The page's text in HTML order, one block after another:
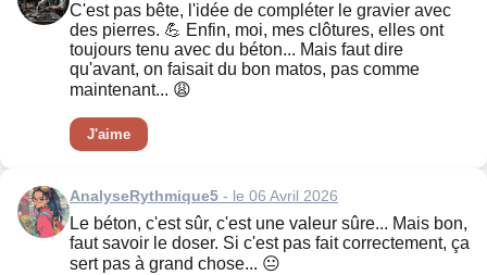
C'est pas bête, l'idée de compléter le gravier avec
des pierres. 💪 Enfin, moi, mes clôtures, elles ont
toujours tenu avec du béton... Mais faut dire
qu'avant, on faisait du bon matos, pas comme
maintenant... 😩
J'aime
AnalyseRythmique5 - le 06 Avril 2026
Le béton, c'est sûr, c'est une valeur sûre... Mais bon,
faut savoir le doser. Si c'est pas fait correctement, ça
sert pas à grand chose... 😐